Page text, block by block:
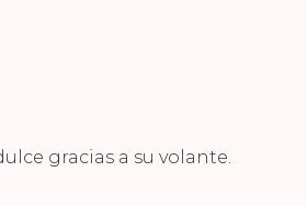
gracias a su volante.